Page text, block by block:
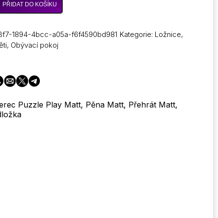
PŘIDAT DO KOŠÍKU
1894-4bcc-a05a-f6f4590bd981 Kategorie: Ložnice,
, Obývací pokoj
Puzzle Play Matt, Pěna Matt, Přehrát Matt,